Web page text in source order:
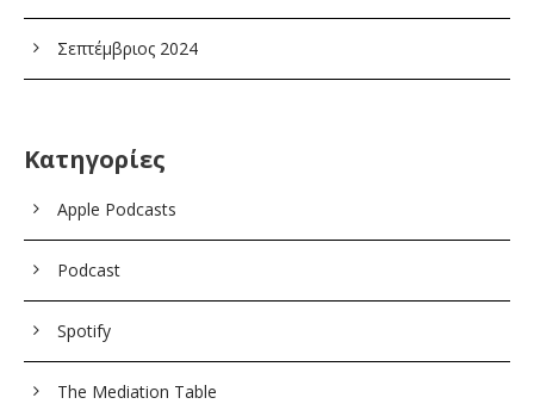
Σεπτέμβριος 2024
Kατηγορίες
Apple Podcasts
Podcast
Spotify
The Mediation Table